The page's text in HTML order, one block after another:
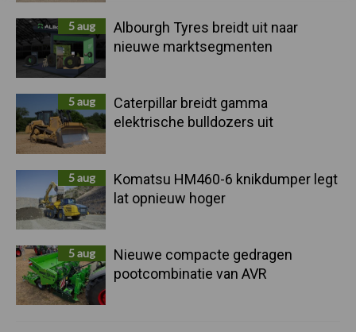
5 aug
Albourgh Tyres breidt uit naar
nieuwe marktsegmenten
5 aug
Caterpillar breidt gamma
elektrische bulldozers uit
5 aug
Komatsu HM460-6 knikdumper legt
lat opnieuw hoger
5 aug
Nieuwe compacte gedragen
pootcombinatie van AVR